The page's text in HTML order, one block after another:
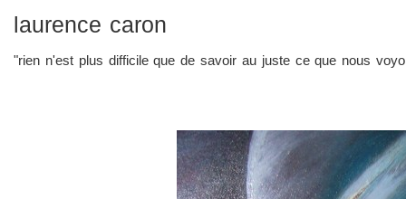
laurence caron
"rien n'est plus difficile que de savoir au juste ce que nous